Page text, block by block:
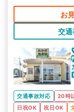
お
交
交通事故対応 20時
日祝OK
祝日OK